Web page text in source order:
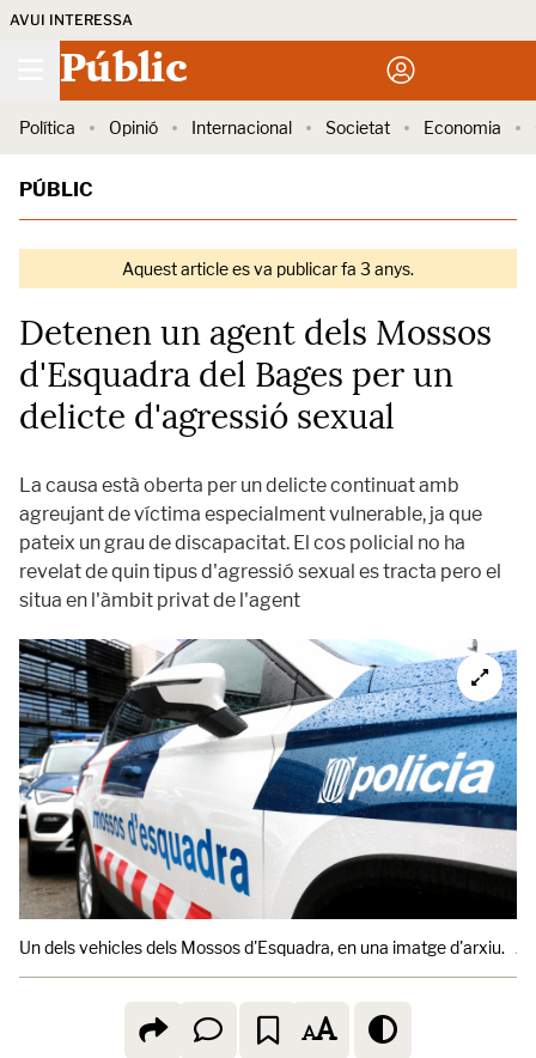
AVUI INTERESSA
Públic
Política Opinió Internacional Societat Economia
PÚBLIC
Aquest article es va publicar fa 3 anys.
Detenen un agent dels Mossos
d'Esquadra del Bages per un
delicte d'agressió sexual
La causa està oberta per un delicte continuat amb
agreujant de víctima especialment vulnerable, ja que
pateix un grau de discapacitat. El cos policial no ha
revelat de quin tipus d'agressió sexual es tracta pero el
situa en l'àmbit privat de l'agent
Un dels vehicles dels Mossos d'Esquadra, en una imatge d'arxiu.